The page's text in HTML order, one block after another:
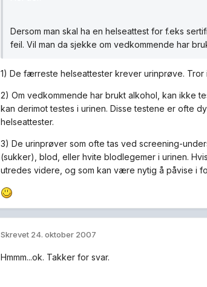
Dersom man skal ha en helseattest for f.eks
feil. Vil man da sjekke om vedkommende har
1) De færreste helseattester krever urinprøve.
2) Om vedkommende har brukt alkohol, kan ikke
kan derimot testes i urinen. Disse testene er ofte
helseattester.
3) De urinprøver som ofte tas ved screening-
(sukker), blod, eller hvite blodlegemer i urinen.
utredes videre, og som kan være nytig å påvise i
Skrevet 24. oktober 2007
Hmmm...ok. Takker for svar.